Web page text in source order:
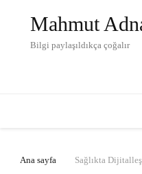
Mahmut
Bilgi paylaşıldıkça çoğalır
Ana sayfa Sağlıkta